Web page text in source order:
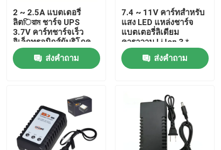
ควบคุมคุณภาพ
ติดต่อเรา
เซลล์แบตเตอรี่ลิเธียมไอออน
เซลล์แบตเตอรี่ลิเธียมไอออนฟอสเฟต
2 ~ 2.5A แบตเตอรี่
ลิตিয়াম ชาร์จ UPS
3.7V คาร์ทชาร์จเร็ว
อิเล็กทรอนิกส์ผู้บริโภค
ส่งคำถาม
7.4 ~ 11V คาร์ทสําหรับ
แสง LED แหล่งชาร์จ
แบตเตอรี่ลิเดียม
คาราวาน Li Ion 3 *
800mAh ความเร็วสูง
ส่งคำถาม